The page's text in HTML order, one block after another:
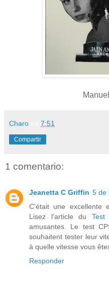
Charo 7:51
Compartir
1 comentario:
Jeanetta C Griffin 5 de
C'était une excellente
Lisez l'article du Test
amusantes. Le test
souhaitent tester leur
à quelle vitesse vous
Responder